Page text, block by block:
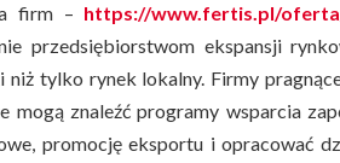
firm – https://www.fertis.pl/
przedsiębiorstwom ekspansji
tylko rynek lokalny. Firmy
mogą znaleźć programy wsparcia
promocję eksportu i opracować